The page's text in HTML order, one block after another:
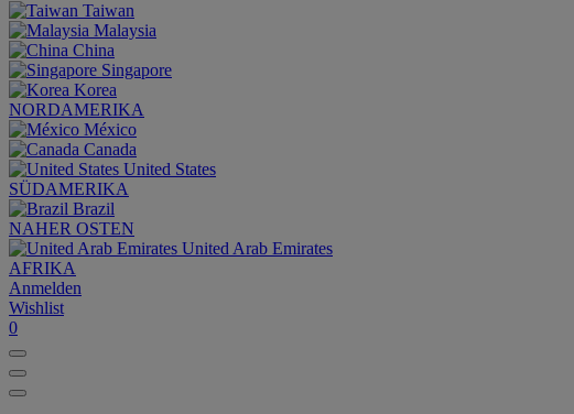
Taiwan
Malaysia
China
Singapore
Korea
NORDAMERIKA
México
Canada
United States
SÜDAMERIKA
Brazil
NAHER OSTEN
United Arab Emirates
AFRIKA
Anmelden
Wishlist
0